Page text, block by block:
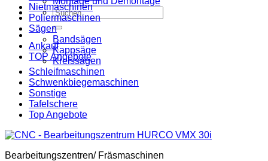
Suche
nach:
Ankauf
TOP Angebote
Nietmaschinen
Poliermaschinen
Sägen
Bandsägen
Kappsäge
Kreissägen
Schleifmaschinen
Schwenkbiegemaschinen
Sonstige
Tafelschere
Top Angebote
Bearbeitungszentren/ Fräsmaschinen